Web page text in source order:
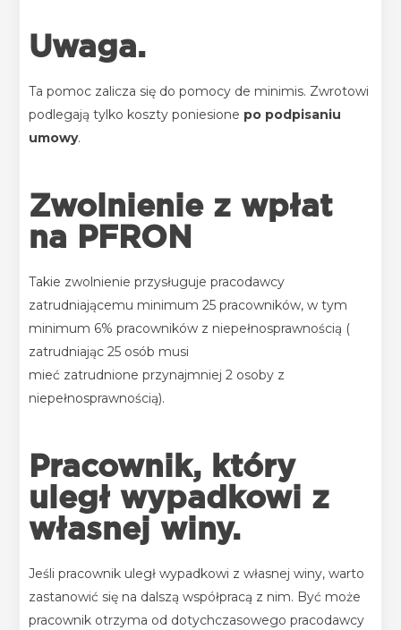
Uwaga.
Ta pomoc zalicza się do pomocy de minimis. Zwrotowi
podlegają tylko koszty poniesione po podpisaniu
umowy.
Zwolnienie z wpłat
na PFRON
Takie zwolnienie przysługuje pracodawcy
zatrudniającemu minimum 25 pracowników, w tym
minimum 6% pracowników z niepełnosprawnością (
zatrudniając 25 osób musi
mieć zatrudnioneprzynajmniej 2 osoby z
niepełnosprawnością).
Pracownik, który
uległ wypadkowi z
własnej winy.
Jeśli pracownik uległ wypadkowi z własnej winy, warto
zastanowić się na dalszą współpracą z nim. Być może
pracownik otrzyma od dotychczasowego pracodawcy